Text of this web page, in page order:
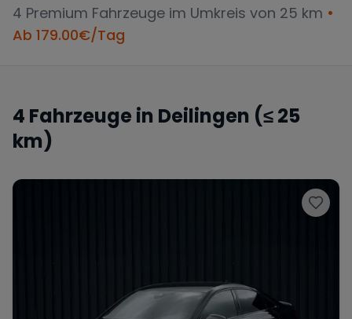
Ford
4 Premium Fahrzeuge im Umkreis von 25 km •
Ab 179.00€/Tag
4 Fahrzeuge in Deilingen (≤ 25
km)